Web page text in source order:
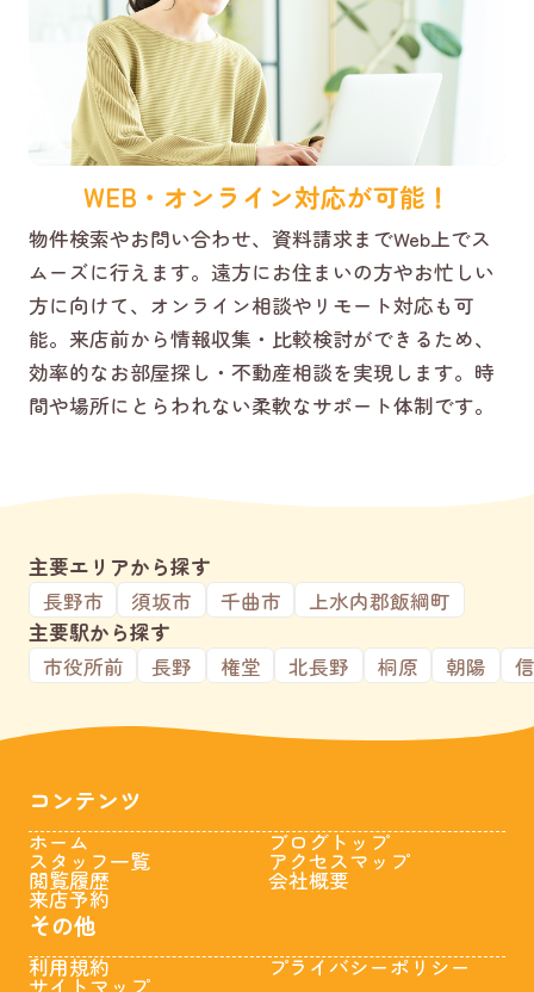
WEB・オンライン対応が可能！
物件検索やお問い合わせ、資料請求までWeb上でス
ムーズに行えます。遠方にお住まいの方やお忙しい
方に向けて、オンライン相談やリモート対応も可
能。来店前から情報収集・比較検討ができるため、
効率的なお部屋探し・不動産相談を実現します。時
間や場所にとらわれない柔軟なサポート体制です。
主要エリアから探す
長野市
須坂市 千曲市
上水内郡飯綱町
主要駅から探す
市役所前
長野 権堂 北長野 桐原 朝陽
コンテンツ
ホーム
スタッフ一覧
閲覧履歴
来店予約
ブログトップ
アクセスマップ
会社概要
その他
利用規約
サイトマップ
プライバシーポリシー